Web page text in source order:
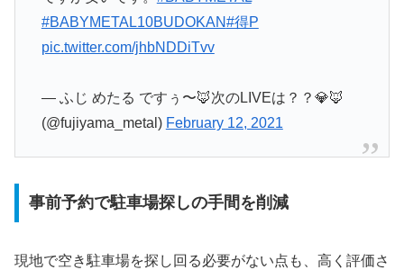
#BABYMETAL10BUDOKAN#得P
pic.twitter.com/jhbNDDiTvv
— ふじ めたる ですぅ〜🦊次のLIVEは？？💎🦊
(@fujiyama_metal) February 12, 2021
事前予約で駐車場探しの手間を削減
現地で空き駐車場を探し回る必要がない点も、高く評価さ